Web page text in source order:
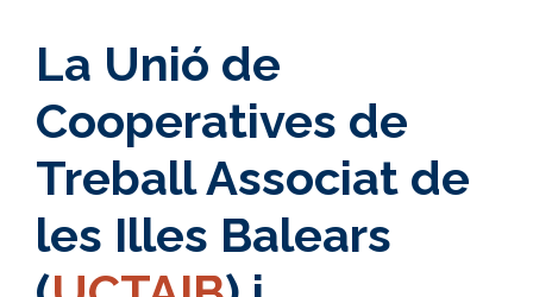
La Unió de
Cooperatives de
Treball Associat de
les Illes Balears